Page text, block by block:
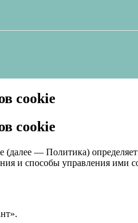
cookie
cookie
— Политика)
и способы управления ими